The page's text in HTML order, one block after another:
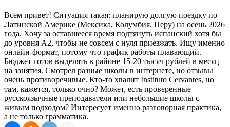
Всем привет! Ситуация такая: планирую долгую поездку по
Латинской Америке (Мексика, Колумбия, Перу) на осень 2026
года. Хочу за оставшееся время подтянуть испанский хотя бы
до уровня А2, чтобы не совсем с нуля приезжать. Ищу именно
онлайн-формат, потому что график работы плавающий.
Бюджет готов выделять в районе 15-20 тысяч рублей в месяц
на занятия. Смотрел разные школы в интернете, но отзывы
очень противоречивые. Кто-то хвалит Instituto Cervantes, но
там, кажется, только очно? Может, есть проверенные
русскоязычные преподаватели или небольшие школы с
живым подходом? Интересует именно разговорная практика,
а не только грамматика.